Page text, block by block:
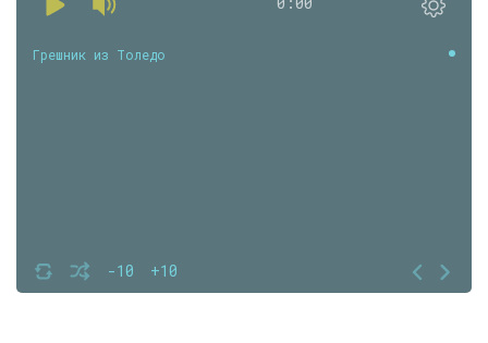
-10 +10
Грешник из Толедо